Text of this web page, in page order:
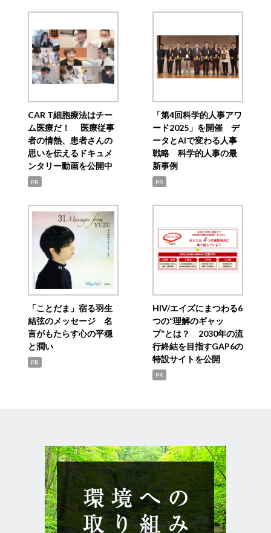
CAR T細胞療法はチー
ム医療だ！ 医療従事
者の情熱、患者さんの
思いを伝えるドキュメ
ンタリー動画を公開中
PR
「第4回科学的人事アワ
ード2025」を開催 デ
ータとAIで変わる人事
戦略 科学的人事の最
新事例
PR
「ことだま」宿る羽生
結弦のメッセージ 名
言がもたらす心の平穏
と潤い
PR
HIV/エイズにまつわる6
つの“理解のギャッ
プ”とは？ 2030年の流
行終結を目指すGAP6の
特設サイトを公開
PR